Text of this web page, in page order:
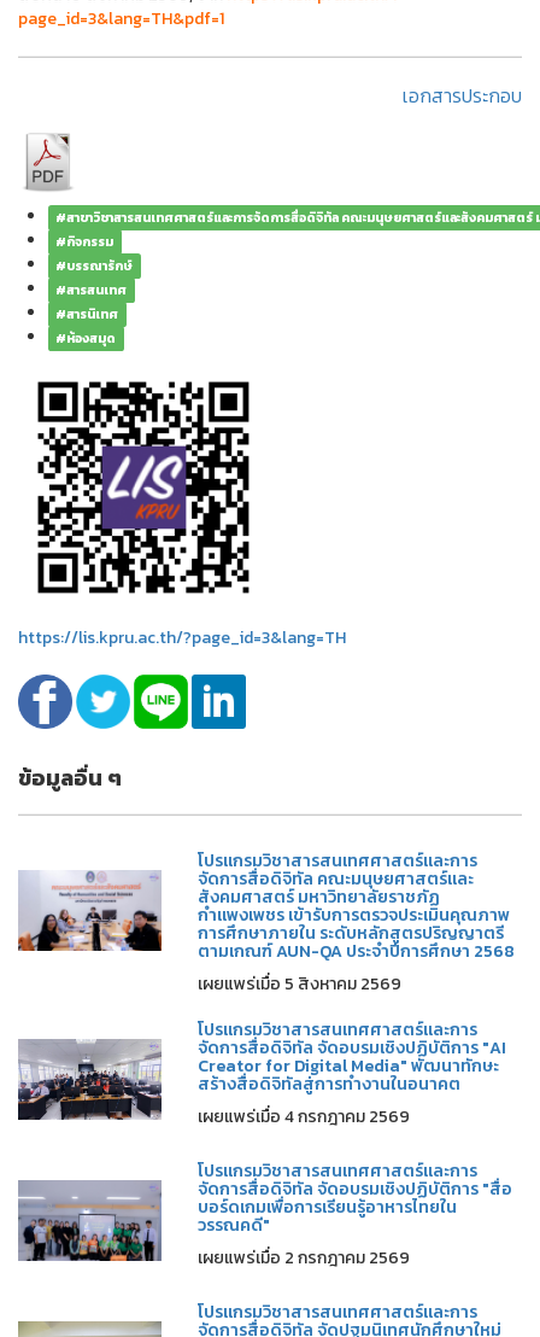
page_id=3&lang=TH&pdf=1
เอกสารประกอบ
#สาขาวิชาสารสนเทศศาสตร์และการจัดการสื่อดิจิทัล คณะมนุษยศาสตร์และสังคมศาสตร์
#กิจกรรม
#บรรณารักษ์
#สารสนเทศ
#สารนิเทศ
#ห้องสมุด
https://lis.kpru.ac.th/?page_id=3&lang=TH
ข้อมูลอื่น ๆ
โปรแกรมวิชาสารสนเทศศาสตร์และการ
จัดการสื่อดิจิทัล คณะมนุษยศาสตร์และ
สังคมศาสตร์ มหาวิทยาลัยราชภัฏ
กำแพงเพชร เข้ารับการตรวจประเมินคุณภาพ
การศึกษาภายใน ระดับหลักสูตรปริญญาตรี
ตามเกณฑ์ AUN-QA ประจำปีการศึกษา 2568
เผยแพร่เมื่อ 5 สิงหาคม 2569
โปรแกรมวิชาสารสนเทศศาสตร์และการ
จัดการสื่อดิจิทัล จัดอบรมเชิงปฏิบัติการ "AI
Creator for Digital Media" พัฒนาทักษะ
สร้างสื่อดิจิทัลสู่การทำงานในอนาคต
เผยแพร่เมื่อ 4 กรกฎาคม 2569
โปรแกรมวิชาสารสนเทศศาสตร์และการ
จัดการสื่อดิจิทัล จัดอบรมเชิงปฏิบัติการ "สื่อ
บอร์ดเกมเพื่อการเรียนรู้อาหารไทยใน
วรรณคดี"
เผยแพร่เมื่อ 2 กรกฎาคม 2569
โปรแกรมวิชาสารสนเทศศาสตร์และการ
จัดการสื่อดิจิทัล จัดปฐมนิเทศนักศึกษาใหม่